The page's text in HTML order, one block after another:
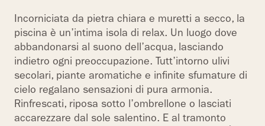
Incorniciata da pietra chiara e muretti a secco, la
piscina è un’intima isola di relax. Un luogo dove
abbandonarsi al suono dell’acqua, lasciando
indietro ogni preoccupazione. Tutt’intorno ulivi
secolari, piante aromatiche e infinite sfumature di
cielo regalano sensazioni di pura armonia.
Rinfrescati, riposa sotto l’ombrellone o lasciati
accarezzare dal sole salentino. E al tramonto